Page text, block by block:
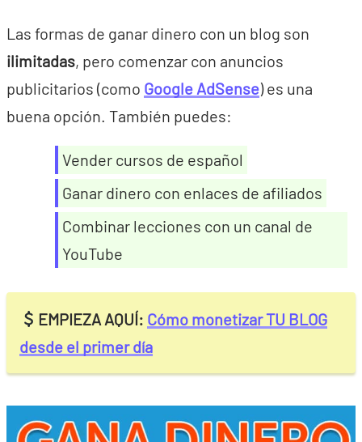
Las formas de ganar dinero con un blog son
ilimitadas, pero comenzar con anuncios
publicitarios (como Google AdSense) es una
buena opción. También puedes:
Vender cursos de español
Ganar dinero con enlaces de afiliados
Combinar lecciones con un canal de
YouTube
EMPIEZA AQUÍ: Cómo monetizar TU BLOG
desde el primer día